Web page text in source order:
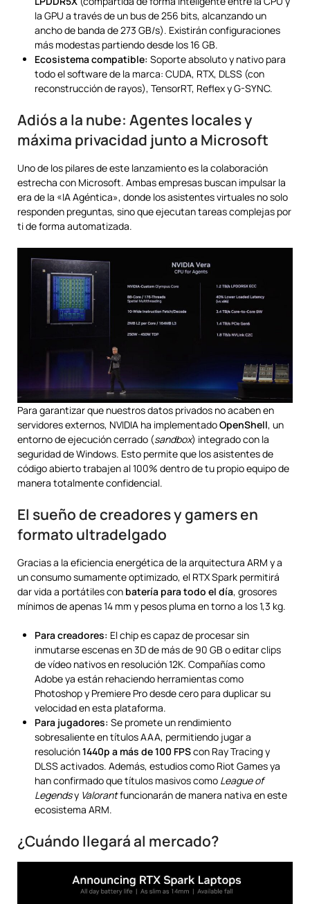
la GPU a través de un bus de 256 bits, alcanzando un
ancho de banda de 273 GB/s). Existirán configuraciones
más modestas partiendo desde los 16 GB.
Ecosistema compatible: Soporte absoluto y nativo para
todo el software de la marca: CUDA, RTX, DLSS (con
reconstrucción de rayos), TensorRT, Reflex y G-SYNC.
Adiós a la nube: Agentes locales y
máxima privacidad junto a Microsoft
Uno de los pilares de este lanzamiento es la colaboración
estrecha con Microsoft. Ambas empresas buscan impulsar la
era de la «IA Agéntica», donde los asistentes virtuales no solo
responden preguntas, sino que ejecutan tareas complejas por
ti de forma automatizada.
Para garantizar que nuestros datos privados no acaben en
servidores externos, NVIDIA ha implementadoOpenShell, un
entorno de ejecución cerrado (sandbox) integrado con la
seguridad de Windows. Esto permite que los asistentes de
código abierto trabajen al 100% dentro de tu propio equipo de
manera totalmente confidencial.
El sueño de creadores y gamers en
formato ultradelgado
Gracias a la eficiencia energética de la arquitectura ARM y a
un consumo sumamente optimizado, el RTX Spark permitirá
dar vida a portátiles con batería para todo el día, grosores
mínimos de apenas 14 mm y pesos pluma en torno a los 1,3 kg.
Para creadores: El chip es capaz de procesar sin
inmutarse escenas en 3D de más de 90 GB o editar clips
de vídeo nativos en resolución 12K. Compañías como
Adobe ya están rehaciendo herramientas como
Photoshop y Premiere Pro desde cero para duplicar su
velocidad en esta plataforma.
Para jugadores: Se promete un rendimiento
sobresaliente en títulos AAA, permitiendo jugar a
resolución1440p a más de 100 FPScon Ray Tracing y
DLSS activados. Además, estudios como Riot Games ya
han confirmado que títulos masivos como League of
Legendsy Valorantfuncionarán de manera nativa en este
ecosistema ARM.
¿Cuándo llegará al mercado?